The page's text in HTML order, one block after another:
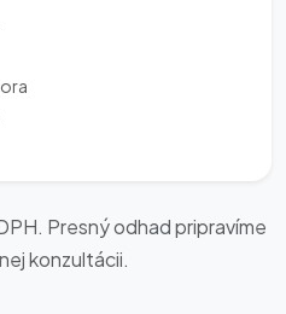
Presný odhad pripravíme
konzultácii.